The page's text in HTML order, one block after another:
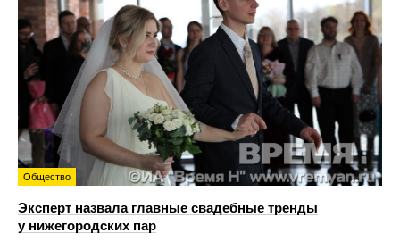
Общество
Эксперт назвала главные свадебные тренды
у нижегородских пар